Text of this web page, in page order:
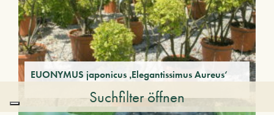
EUONYMUS japonicus ‚Elegantissimus Aureus‘
Suchfilter öffnen